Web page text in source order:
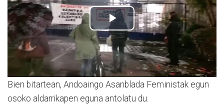
Bien bitartean, Andoaingo Asanblada Feministak egun
osoko aldarrikapen eguna antolatu du.